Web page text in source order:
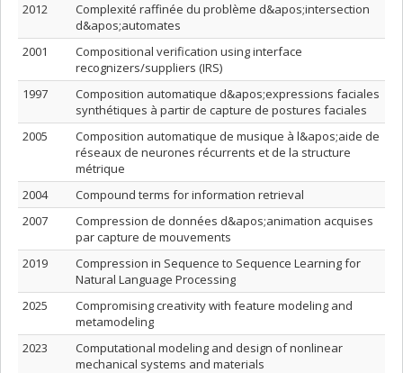
2012
Complexité raffinée du problème d&apos;intersection
d&apos;automates
2001
Compositional verification using interface
recognizers/suppliers (IRS)
1997
Composition automatique d&apos;expressions faciales
synthétiques à partir de capture de postures faciales
2005
Composition automatique de musique à l&apos;aide de
réseaux de neurones récurrents et de la structure
métrique
2004
Compound terms for information retrieval
2007
Compression de données d&apos;animation acquises
par capture de mouvements
2019
Compression in Sequence to Sequence Learning for
Natural Language Processing
2025
Compromising creativity with feature modeling and
metamodeling
2023
Computational modeling and design of nonlinear
mechanical systems and materials